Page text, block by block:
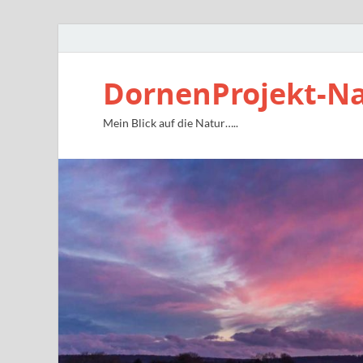
DornenProjekt-
Mein Blick auf die Natur…..